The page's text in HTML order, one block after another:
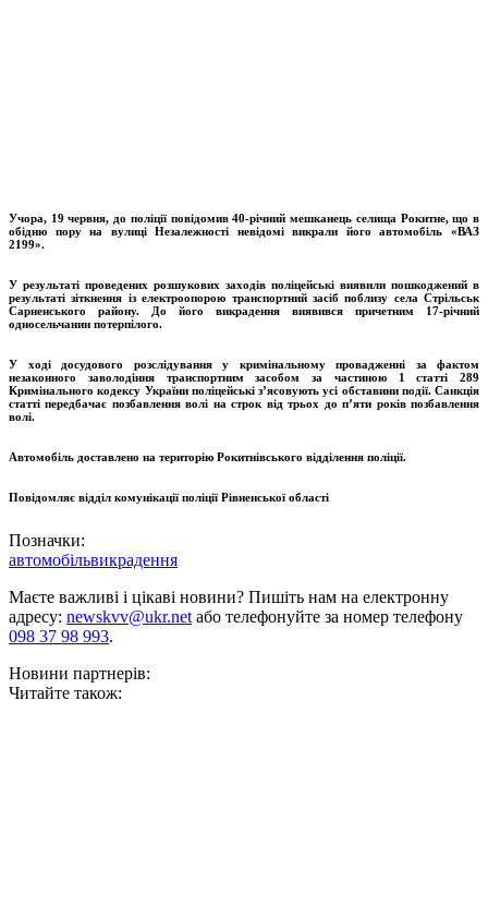
Учора, 19 червня, до поліції повідомив 40-річний мешканець селища Рокитне, що в
обідню пору на вулиці Незалежності невідомі викрали його автомобіль «ВАЗ
2199».
У результаті проведених розшукових заходів поліцейські виявили пошкоджений в
результаті зіткнення із електроопорою транспортний засіб поблизу села Стрільськ
Сарненського району. До його викрадення виявився причетним 17-річний
односельчанин потерпілого.
У ході досудового розслідування у кримінальному провадженні за фактом
незаконного заволодіння транспортним засобом за частиною 1 статті 289
Кримінального кодексу України поліцейські з’ясовують усі обставини події. Санкція
статті передбачає позбавлення волі на строк від трьох до п’яти років позбавлення
волі.
Автомобіль доставлено на територію Рокитнівського відділення поліції.
Повідомляє відділ комунікації поліції Рівненської області
Позначки:
автомобільвикрадення
Маєте важливі і цікаві новини? Пишіть нам на електронну
адресу: newskvv@ukr.net або телефонуйте за номер телефону
098 37 98 993.
Новини партнерів:
Читайте також: